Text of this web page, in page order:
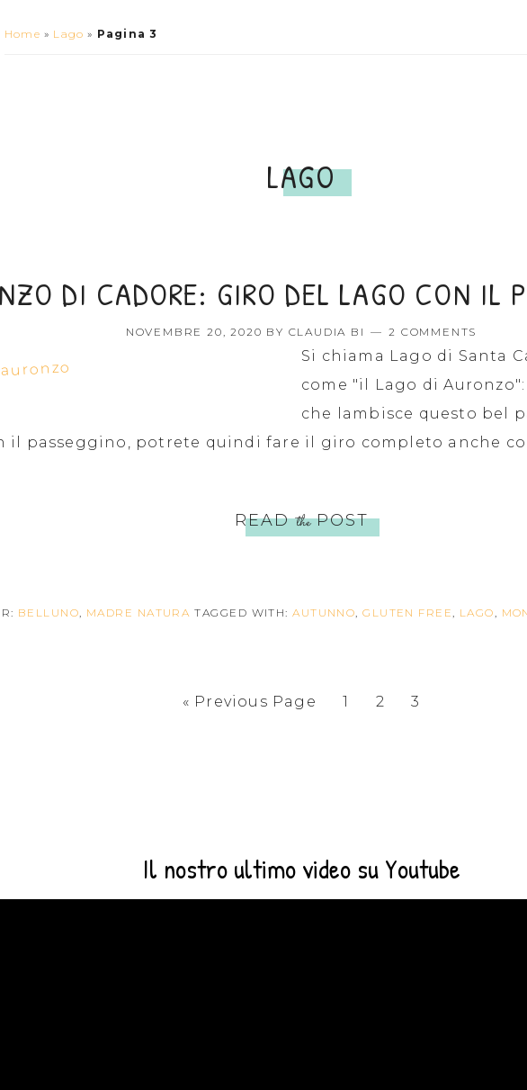
Home » Lago » Pagina 3
LAGO
DI CADORE: GIRO DEL LAGO CON IL
NOVEMBRE 20, 2020 BY CLAUDIA BI 2 COMMENTS
Si chiama Lago di Santa
come "il Lago di
che lambisce questo bel
il passeggino, potrete quindi fare il giro completo anche
READthePOST
BELLUNO MADRE NATURA TAGGED WITH:AUTUNNO ,GLUTEN FREE LAGO
« Previous Page 1 2 3
Il nostro ultimo video su Youtube